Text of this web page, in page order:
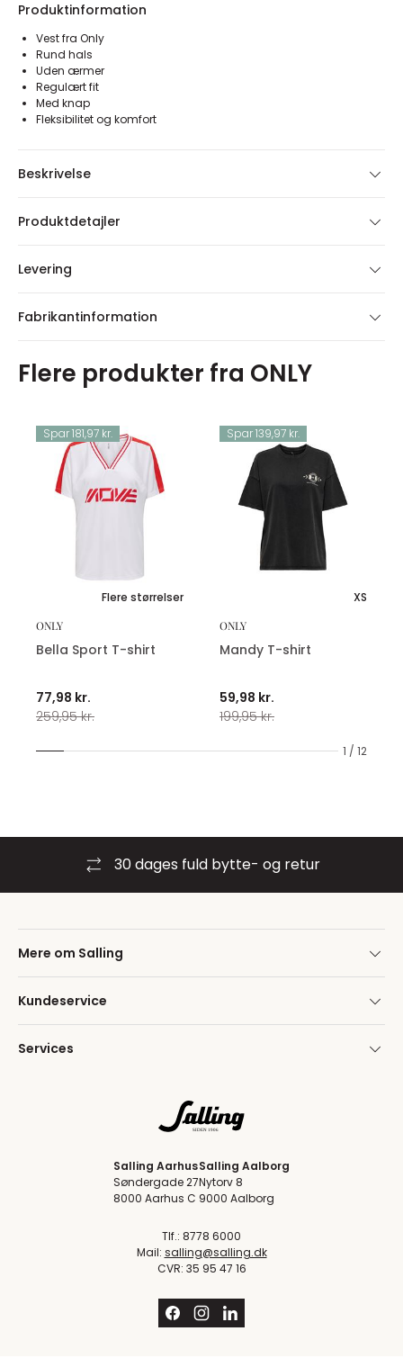
Produktinformation
Vest fra Only
Rund hals
Uden ærmer
Regulært fit
Med knap
Fleksibilitet og komfort
Beskrivelse
Produktdetajler
Levering
Fabrikantinformation
Flere produkter fra ONLY
1 / 12
Spar 181,97 kr.
Flere størrelser
ONLY
Bella Sport T-shirt
77,98 kr.
259,95 kr.
Spar 139,97 kr.
XS
ONLY
Mandy T-shirt
59,98 kr.
199,95 kr.
30 dages fuld bytte- og retur
Mere om Salling
Kundeservice
Services
Salling Aarhus
Søndergade 27
8000 Aarhus C
Salling Aalborg
Nytorv 8
9000 Aalborg
Tlf.: 8778 6000
Mail: salling@salling.dk
CVR: 35 95 47 16